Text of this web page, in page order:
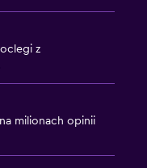
z
milionach opinii